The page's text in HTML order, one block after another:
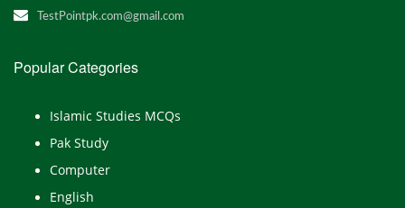
TestPointpk.com@gmail.com
Popular Categories
Islamic Studies MCQs
Pak Study
Computer
English